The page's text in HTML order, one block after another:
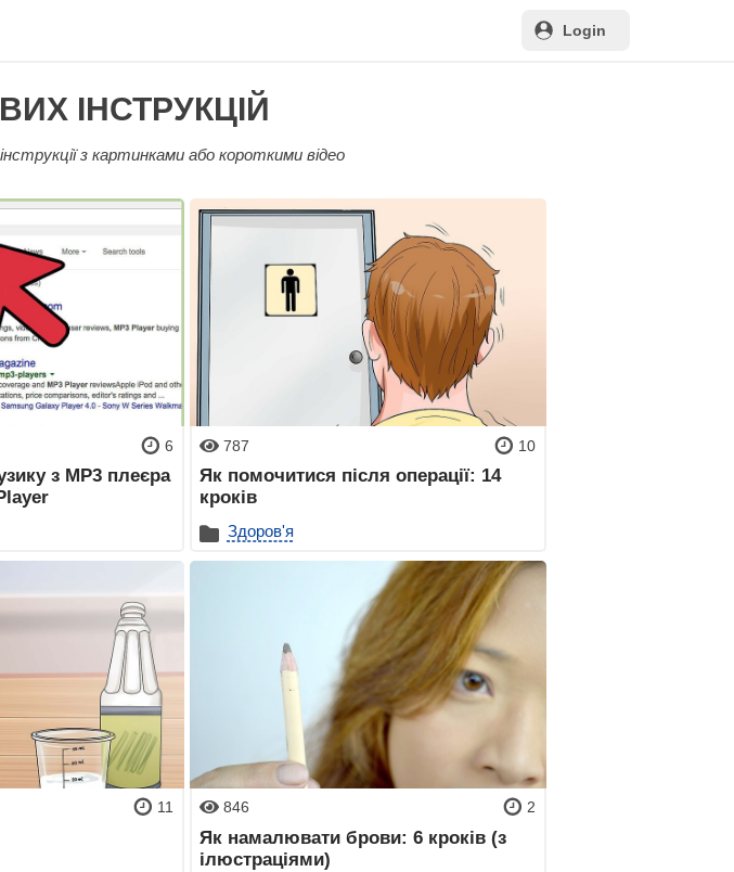
Login
ІНСТРУКЦІЙ
з картинками або короткими відео
6
з MP3 плеєра
787 10
Як помочитися після операції: 14
кроків
Здоров'я
11 846 2
Як намалювати брови: 6 кроків (з
ілюстраціями)